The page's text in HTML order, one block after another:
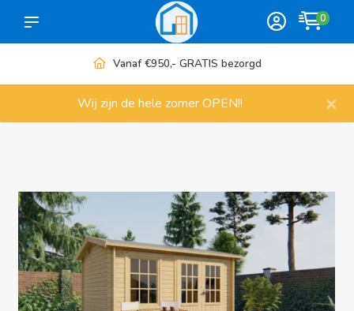
0
Vanaf €950,- GRATIS bezorgd
Wij zijn de hele zomer OPEN!! ×